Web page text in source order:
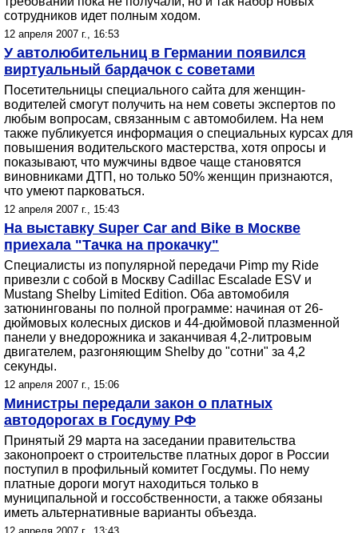
сотрудников идет полным ходом.
12 апреля 2007 г., 16:53
У автолюбительниц в Германии появился
виртуальный бардачок с советами
Посетительницы специального сайта для женщин-
водителей смогут получить на нем советы экспертов по
любым вопросам, связанным с автомобилем. На нем
также публикуется информация о специальных курсах для
повышения водительского мастерства, хотя опросы и
показывают, что мужчины вдвое чаще становятся
виновниками ДТП, но только 50% женщин признаются,
что умеют парковаться.
12 апреля 2007 г., 15:43
На выставку Super Car and Bike в Москве
приехала "Тачка на прокачку"
Специалисты из популярной передачи Pimp my Ride
привезли с собой в Москву Cadillac Escalade ESV и
Mustang Shelby Limited Edition. Оба автомобиля
затюнингованы по полной программе: начиная от 26-
дюймовых колесных дисков и 44-дюймовой плазменной
панели у внедорожника и заканчивая 4,2-литровым
двигателем, разгоняющим Shelby до "сотни" за 4,2
секунды.
12 апреля 2007 г., 15:06
Министры передали закон о платных
автодорогах в Госдуму РФ
Принятый 29 марта на заседании правительства
законопроект о строительстве платных дорог в России
поступил в профильный комитет Госдумы. По нему
платные дороги могут находиться только в
муниципальной и госсобственности, а также обязаны
иметь альтернативные варианты объезда.